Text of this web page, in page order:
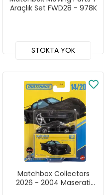
Araçlık Set FWD28 - 978K
STOKTA YOK
Matchbox Collectors
2026 - 2004 Maserati